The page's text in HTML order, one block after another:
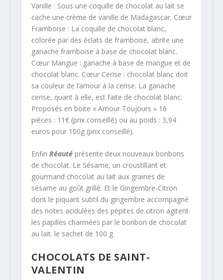
Vanille : Sous une coquille de chocolat au lait se
cache une crème de vanille de Madagascar. Cœur
Framboise : La coquille de chocolat blanc,
colorée par des éclats de framboise, abrite une
ganache framboise à base de chocolat blanc.
Cœur Mangue : ganache à base de mangue et de
chocolat blanc. Cœur Cerise : chocolat blanc doit
sa couleur de l’amour à la cerise. La ganache
cerise, quant à elle, est faite de chocolat blanc.
Proposés en boite « Amour Toujours » 16
pièces : 11€ (prix conseillé) ou au poids : 3,94
euros pour 100g (prix conseillé).
Enfin Réautéprésente deux nouveaux bonbons
de chocolat. Le Sésame, un croustillant et
gourmand chocolat au lait aux graines de
sésame au goût grillé. Et le Gingembre-Citron
dont le piquant subtil du gingembre accompagné
des notes acidulées des pépites de citron agitent
les papilles charmées par le bonbon de chocolat
au lait. le sachet de 100 g
CHOCOLATS DE SAINT-
VALENTIN